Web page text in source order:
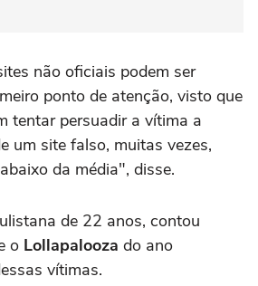
não oficiais podem ser
ponto de atenção, visto que
tentar persuadir a vítima a
um site falso, muitas vezes,
da média", disse.
de 22 anos, contou
o Lollapalooza do ano
vítimas.